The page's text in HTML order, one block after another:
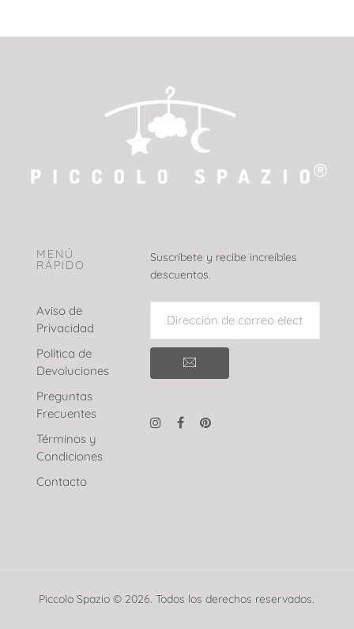
MENÚ
RÁPIDO
Aviso de
Privacidad
Política de
Devoluciones
Preguntas
Frecuentes
Términos y
Condiciones
Contacto
Suscríbete y recibe increíbles
descuentos.
Piccolo Spazio © 2026. Todos los derechos reservados.